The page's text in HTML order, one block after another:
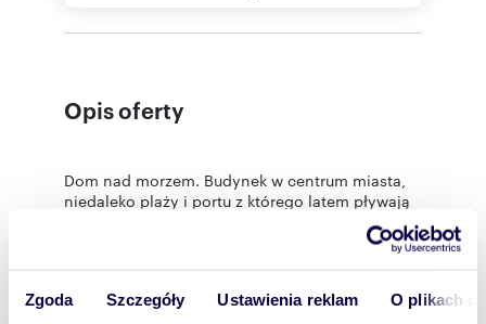
Zgoda Szczegóły Ustawienia reklam O plikach
Opis oferty
Dom nad morzem. Budynek w centrum miasta,
niedaleko plaży i portu z którego latem pływają
tramwaje wodne do Krynicy Morskiej i cumują
prywatne jachty. Księga wieczysta bez obciążeń,
Idealny na usługi hotelowe z możliwością